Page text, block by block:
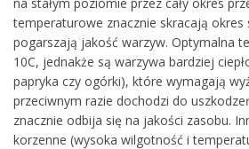
temperaturowe znacznie skracają okres
pogarszają jakość warzyw. Optymalna
10C, jednakże są warzywa bardziej
papryka czy ogórki), które wymagają
przeciwnym razie dochodzi do
znacznie odbija się na jakości zasobu.
korzenne (wysoka wilgotność i